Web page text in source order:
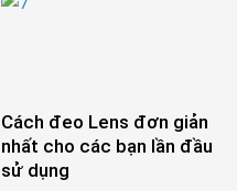
những phương pháp này chỉ
Cách đeo Lens đơn giản
nhất cho các bạn lần đầu
sử dụng